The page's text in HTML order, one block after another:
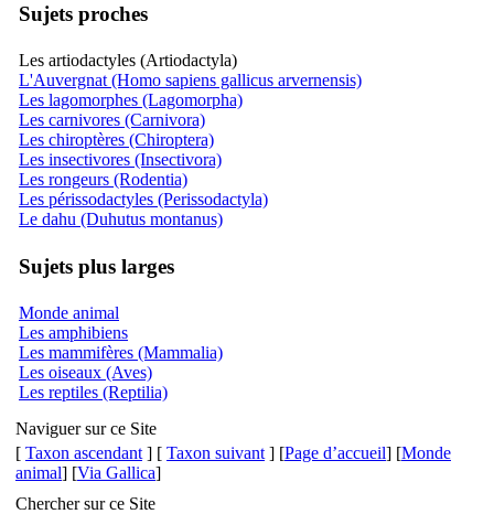
Sujets proches
Les artiodactyles (Artiodactyla)
L'Auvergnat (Homo sapiens gallicus arvernensis)
Les lagomorphes (Lagomorpha)
Les carnivores (Carnivora)
Les chiroptères (Chiroptera)
Les insectivores (Insectivora)
Les rongeurs (Rodentia)
Les périssodactyles (Perissodactyla)
Le dahu (Duhutus montanus)
Sujets plus larges
Monde animal
Les amphibiens
Les mammifères (Mammalia)
Les oiseaux (Aves)
Les reptiles (Reptilia)
Naviguer sur ce Site
[ Taxon ascendant ] [ Taxon suivant ] [Page d’accueil] [Monde
animal] [Via Gallica]
Chercher sur ce Site